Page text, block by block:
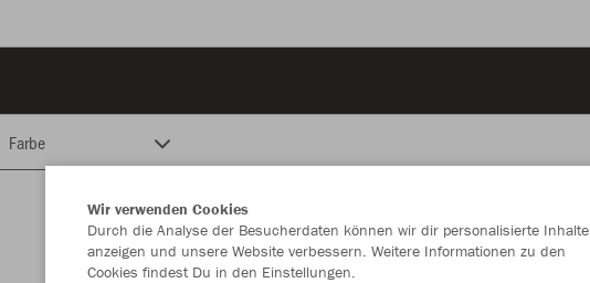
Farbe
Wir verwenden Cookies
Durch die Analyse der Besucherdaten können wir dir personalisierte Inhalte
anzeigen und unsere Website verbessern. Weitere Informationen zu den
Cookies findest Du in den Einstellungen.